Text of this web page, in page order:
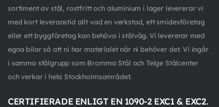
sortiment av stål, rostfritt och aluminium i lager levererar vi
med kort leveranstid allt vad en verkstad, ett smidesföretag
eller ett byggföretag kan behöva i stålväg. Vi levererar med
egna bilar så att ni har materialet när ni behöver det. Vi ingår
i samma stålgrupp som Bromma Stål och Telge Stålcenter
och verkar i hela Stockholmsområdet.
CERTIFIERADE ENLIGT EN 1090-2 EXC1 & EXC2.